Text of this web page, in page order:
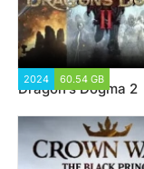
2024 60.54 GB
Dragon's Dogma 2